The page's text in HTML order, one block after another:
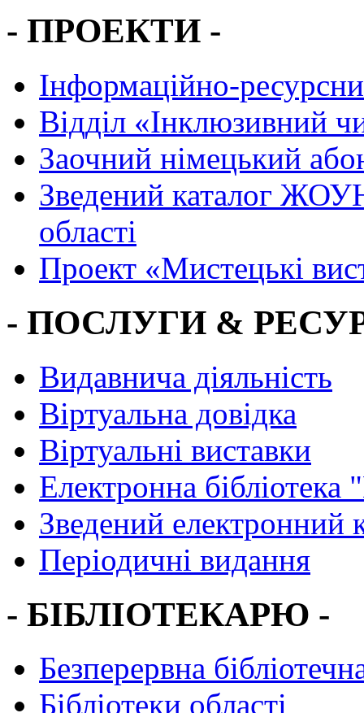
- ПРОЕКТИ -
Інформаційно-
Вiддiл «Інклюзивний
Заочний німецький
Зведений каталог
області
Проект «Мистецькі
- ПОСЛУГИ &
Видавнича діяльність
Віртуальна довідка
Віртуальні виставки
Електронна
Зведений електронний
Періодичні видання
- БІБЛІОТЕКАРЮ -
Безперервна
Бібліотеки області